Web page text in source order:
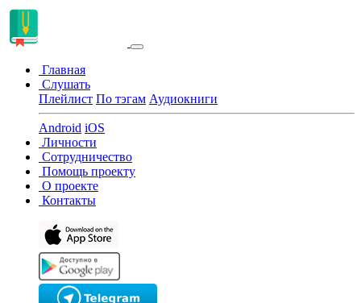
Главная
Слушать
Плейлист По тэгам Аудиокниги
Android iOS
Личности
Сотрудничество
Помощь проекту
О проекте
Контакты